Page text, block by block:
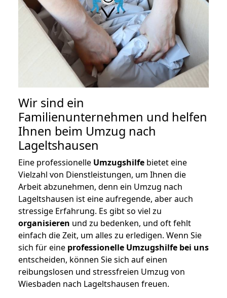
Wir sind ein
Familienunternehmen und helfen
Ihnen beim Umzug nach
Lageltshausen
Eine professionelle Umzugshilfe bietet eine
Vielzahl von Dienstleistungen, um Ihnen die
Arbeit abzunehmen, denn ein Umzug nach
Lageltshausen ist eine aufregende, aber auch
stressige Erfahrung. Es gibt so viel zu
organisieren und zu bedenken, und oft fehlt
einfach die Zeit, um alles zu erledigen. Wenn Sie
sich für eine professionelle Umzugshilfe bei uns
entscheiden, können Sie sich auf einen
reibungslosen und stressfreien Umzug von
Wiesbaden nach Lageltshausen freuen.